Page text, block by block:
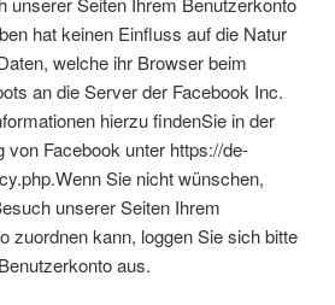
hat keinen Einfluss auf die Natur
welche ihr Browser beim
an die Server der Facebook Inc.
hierzu findenSie in der
von Facebook unter https://de-
Sie nicht wünschen,
unserer Seiten Ihrem
zuordnen kann, loggen Sie sich bitte
aus.